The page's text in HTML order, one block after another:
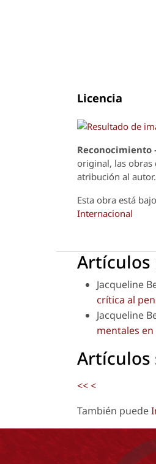
Licencia
Reconocimiento
original, las obras
atribución al autor.
Esta obra está
Internacional
Artículos
Jacqueline
crítica al
Jacqueline
mentales
Artículos
<<<
También puede